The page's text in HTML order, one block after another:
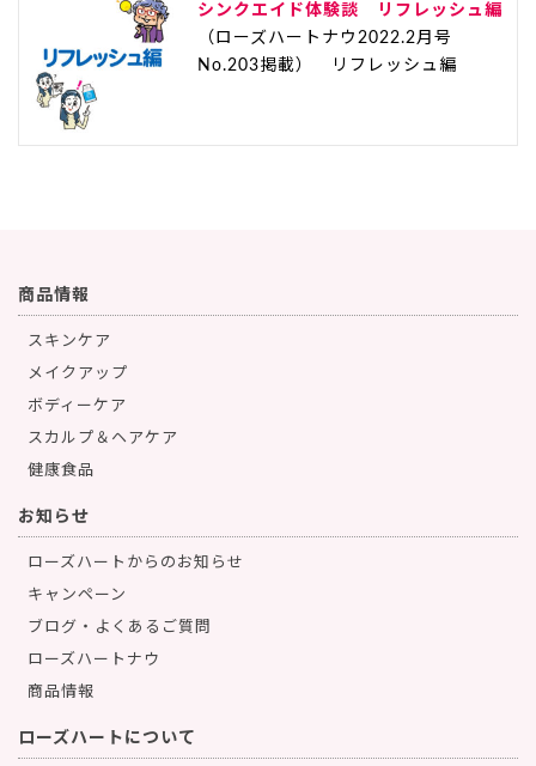
シンクエイド体験談 リフレッシュ編
（ローズハートナウ2022.2月号
No.203掲載） リフレッシュ編
商品情報
スキンケア
メイクアップ
ボディーケア
スカルプ＆ヘアケア
健康食品
お知らせ
ローズハートからのお知らせ
キャンペーン
ブログ・よくあるご質問
ローズハートナウ
商品情報
ローズハートについて